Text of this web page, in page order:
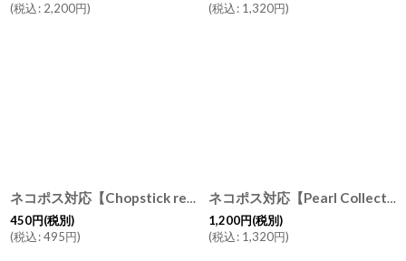
(税込: 2,200円)
(税込: 1,320円)
ネコポス対応【Chopstick rest】猫 箸置き/ねこ/白猫/黒猫/トラ猫/ネコ/キャット/レスト/陶器/日本製
450円(税別)
(税込:495円)
ネコポス対応【Pearl Collection】猫 箸置きS/ねこ/桃色/ピンク猫/ピンクシェル/ネコ/キャット/レスト/シェル/パール/貝
1,200円(税別)
(税込: 1,320円)